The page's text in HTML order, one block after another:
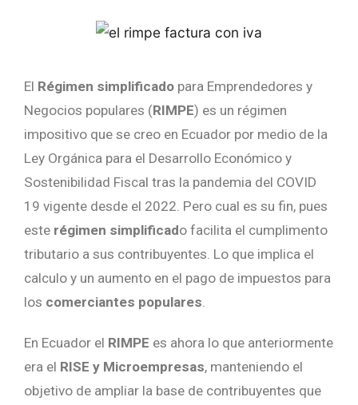
El Régimen simplificado para Emprendedores y
Negocios populares (RIMPE) es un régimen
impositivo que se creo en Ecuador por medio de la
Ley Orgánica para el Desarrollo Económico y
Sostenibilidad Fiscal tras la pandemia del COVID
19 vigente desde el 2022. Pero cual es su fin, pues
este régimen simplificado facilita el cumplimento
tributario a sus contribuyentes. Lo que implica el
calculo y un aumento en el pago de impuestos para
los comerciantes populares.
En Ecuador el RIMPE es ahora lo que anteriormente
era el RISE y Microempresas, manteniendo el
objetivo de ampliar la base de contribuyentes que